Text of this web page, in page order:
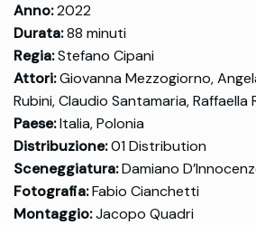
Anno:2022
Durata:88 minuti
Regia:Stefano Cipani
Attori:Giovanna Mezzogiorno,
Rubini, Claudio Santamaria, Raffaella
Paese:Italia, Polonia
Distribuzione:01 Distribution
Sceneggiatura:Damiano
Fotografia:Fabio Cianchetti
Montaggio:Jacopo Quadri